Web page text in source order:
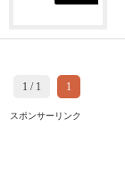
1 / 1 1
スポンサーリンク